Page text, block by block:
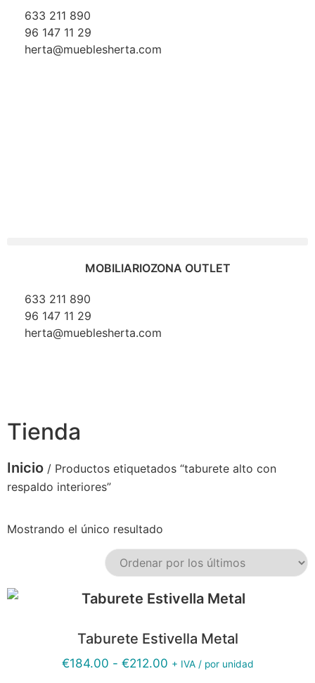
633 211 890
96 147 11 29
herta@mueblesherta.com
MOBILIARIOZONA OUTLET
633 211 890
96 147 11 29
herta@mueblesherta.com
Tienda
Inicio / Productos etiquetados “taburete alto con
respaldo interiores”
Mostrando el único resultado
Taburete Estivella Metal
€184.00 - €212.00 + IVA / por unidad